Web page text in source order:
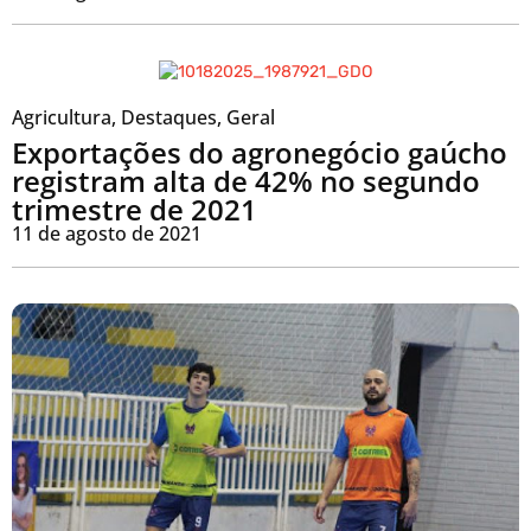
Agricultura, Destaques, Geral
Exportações do agronegócio gaúcho
registram alta de 42% no segundo
trimestre de 2021
11 de agosto de 2021